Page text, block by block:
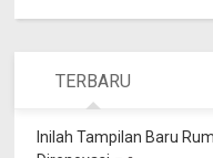
TERBARU
Inilah Tampilan Baru